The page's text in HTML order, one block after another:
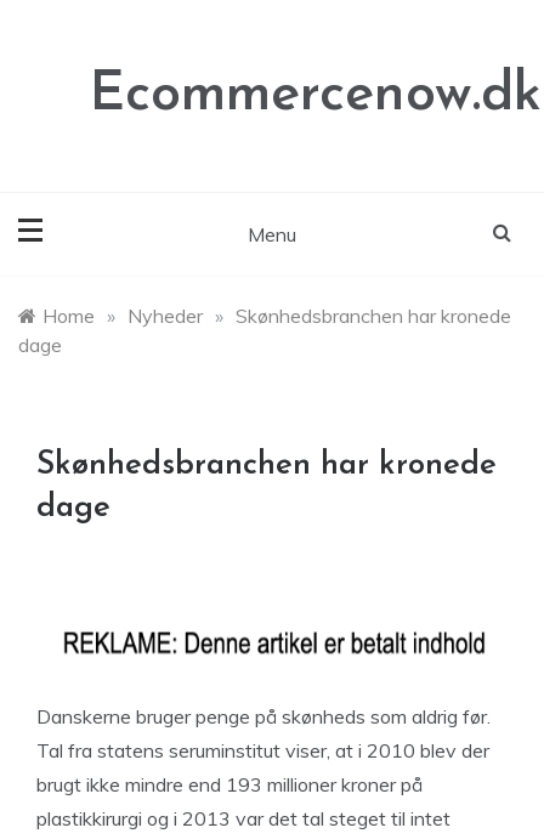
Ecommercenow.dk
Menu
Home » Nyheder » Skønhedsbranchen har kronede
dage
Skønhedsbranchen har kronede
dage
Danskerne bruger penge på skønheds som aldrig før.
Tal fra statens seruminstitut viser, at i 2010 blev der
brugt ikke mindre end 193 millioner kroner på
plastikkirurgi og i 2013 var det tal steget til intet